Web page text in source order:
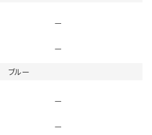
—
—
ブルー
—
—